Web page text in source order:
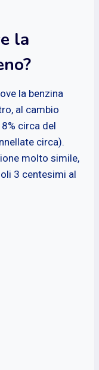
la
la benzina
al cambio
circa del
circa).
molto simile,
3 centesimi al